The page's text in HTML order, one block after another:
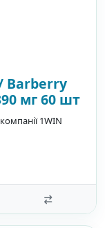
Barberry
мг 60 шт
1WIN